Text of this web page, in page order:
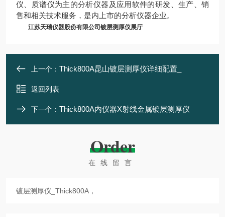
仪、质谱仪为主的分析仪器及应用软件的研发、生产、销
售和相关技术服务，是内上市的分析仪器企业。
江苏天瑞仪器股份有限公司镀层测厚仪展厅
上一个： Thick800A昆山镀层测厚仪详细配置_
返回列表
下一个： Thick800A内仪器X射线金属镀层测厚仪
Order
在线留言